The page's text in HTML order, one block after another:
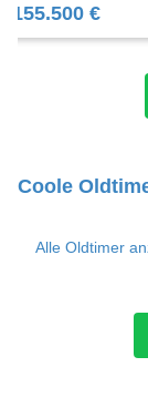
155.500 €
Coole
Alle Oldtimer